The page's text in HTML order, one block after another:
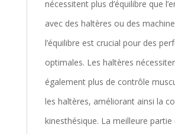
nécessitent plus d’équilibre que
avec des haltères ou des
l’équilibre est crucial pour des
optimales. Les haltères
également plus de contrôle
les haltères, améliorant ainsi la
kinesthésique. La meilleure partie